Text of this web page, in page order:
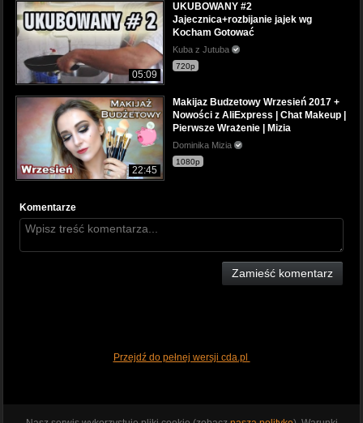
05:09
UKUBOWANY #2
Jajecznica+rozbijanie jajek wg
Kocham Gotować
Kuba z Jutuba
720p
22:45
Makijaz Budzetowy Wrzesień 2017 +
Nowości z AliExpress | Chat Makeup |
Pierwsze Wrażenie | Mizia
Dominika Mizia
1080p
Komentarze
Zamieść komentarz
Przejdź do pełnej wersji cda.pl